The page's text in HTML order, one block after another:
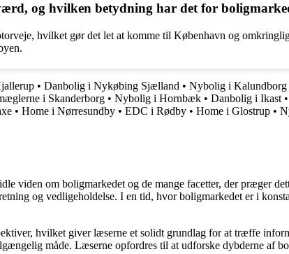
og hvilken betydning har det for
hvilket gør det let at komme til København og
• Danbolig i Nykøbing Sjælland • Nybolig i Kalundborg
i Skanderborg • Nybolig i Hornbæk • Danbolig i Ikast •
• Home i Nørresundby • EDC i Rødby • Home i Glostrup •
viden om boligmarkedet og de mange facetter, der præger
og vedligeholdelse. I en tid, hvor boligmarkedet er i
hvilket giver læserne et solidt grundlag for at træffe
måde. Læserne opfordres til at udforske dybderne af